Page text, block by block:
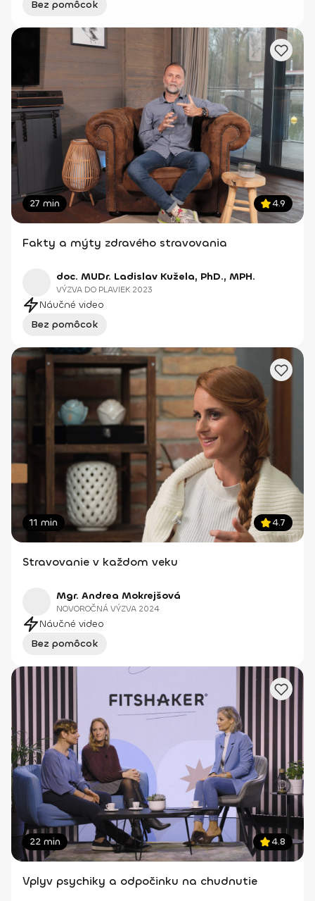
Bez pomôcok
27 min 4.9
Fakty a mýty zdravého stravovania
doc. MUDr. Ladislav Kužela, PhD., MPH.
VÝZVA DO PLAVIEK 2023
Náučné video
Bez pomôcok
11 min 4.7
Stravovanie v každom veku
Mgr. Andrea Mokrejšová
NOVOROČNÁ VÝZVA 2024
Náučné video
Bez pomôcok
22 min 4.8
Vplyv psychiky a odpočinku na chudnutie